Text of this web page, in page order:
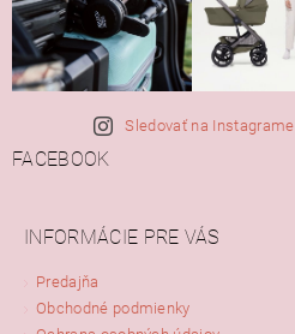
Sledovať na Instagrame
FACEBOOK
INFORMÁCIE PRE VÁS
Predajňa
Obchodné podmienky